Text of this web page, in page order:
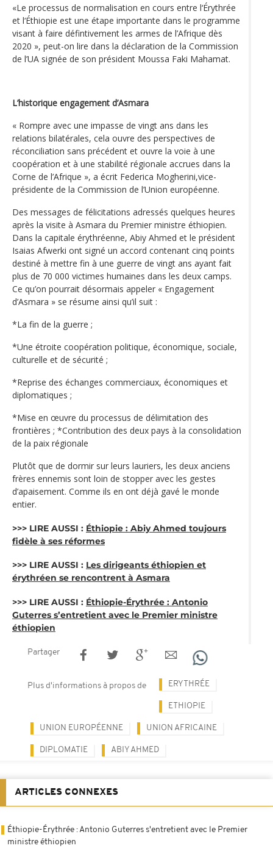
«Le processus de normalisation en cours entre l‘Érythrée
et l‘Éthiopie est une étape importante dans le programme
visant à faire défintivement les armes de l’Afrique dès
2020 », peut-on lire dans la déclaration de la Commission
de l’UA signée de son président Moussa Faki Mahamat.
L’historique engagement d’Asmara
« Rompre avec une impasse de vingt ans dans les
relations bilatérales, cela ouvre des perspectives de
réconciliation sans précédent et ouvre la voie à une
coopération et à une stabilité régionale accrues dans la
Corne de l’Afrique », a écrit Federica Mogherini,vice-
présidente de la Commission de l’Union européenne.
Des messages de félicitations adressés quelques heures
après la visite à Asmara du Premier ministre éthiopien.
Dans la capitale érythréenne, Abiy Ahmed et le président
Isaias Afwerki ont signé un accord contenant cinq points
destiné à mettre fin à une guerre de vingt ans ayant fait
plus de 70 000 victimes humaines dans les deux camps.
Ce qu’on pourrait désormais appeler « Engagement
d’Asmara » se résume ainsi qu’il suit :
*La fin de la guerre ;
*Une étroite coopération politique, économique, sociale,
culturelle et de sécurité ;
*Reprise des échanges commerciaux, économiques et
diplomatiques ;
*Mise en œuvre du processus de délimitation des
frontières ; *Contribution des deux pays à la consolidation
de la paix régionale
Plutôt que de dormir sur leurs lauriers, les deux anciens
frères ennemis sont loin de stopper avec les gestes
d’apaisement. Comme ils en ont déjà gavé le monde
entier.
>>> LIRE AUSSI : Éthiopie : Abiy Ahmed toujours
fidèle à ses réformes
>>> LIRE AUSSI : Les dirigeants éthiopien et
érythréen se rencontrent à Asmara
>>> LIRE AUSSI : Éthiopie-Érythrée : Antonio
Guterres s’entretient avec le Premier ministre
éthiopien
Partager
Plus d'informations à propos de ERYTHRÉE
ETHIOPIE
UNION EUROPÉENNE UNION AFRICAINE
DIPLOMATIE ABIY AHMED
ARTICLES CONNEXES
Éthiopie-Érythrée : Antonio Guterres s'entretient avec le Premier
ministre éthiopien